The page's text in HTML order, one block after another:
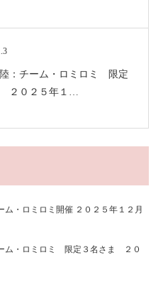
：チーム・ロミロミ 限定
２０２５年１…
ム・ロミロミ開催 ２０２５年１２月
ム・ロミロミ 限定３名さま ２０